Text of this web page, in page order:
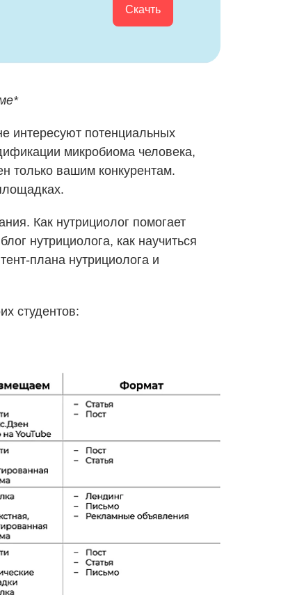
Скачть
интересуют потенциальных
микробиома человека,
только вашим конкурентам.
Как нутрициолог помогает
нутрициолога, как научиться
плана нутрициолога и
студентов: